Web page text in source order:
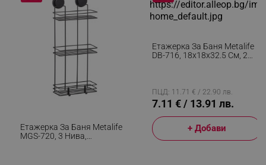
Етажерка За Баня Metalife
MGS-720, 3 Нива,
Етажерка За Баня Metalife
DB-716, 18х18х32.5 См, 2
ПЦД: 11.71 € / 22.90 лв.
7.11 € / 13.91 лв.
+ Добави